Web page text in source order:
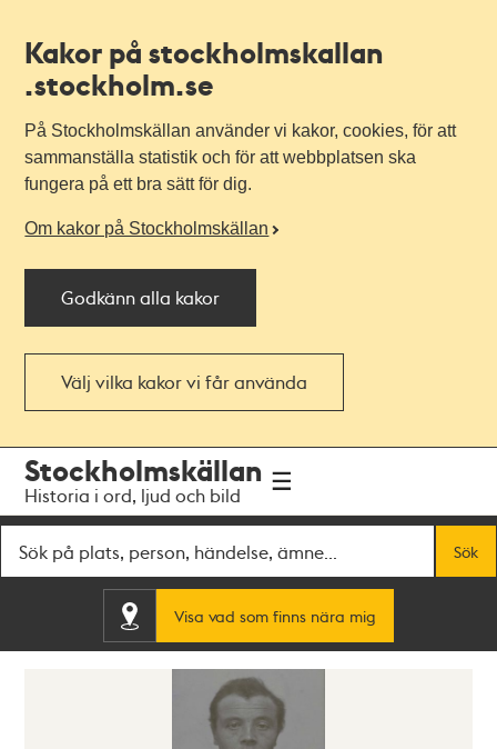
Kakor på stockholmskallan
.stockholm.se
På Stockholmskällan använder vi kakor, cookies, för att
sammanställa statistik och för att webbplatsen ska
fungera på ett bra sätt för dig.
Om kakor på Stockholmskällan
Godkänn alla kakor
Välj vilka kakor vi får använda
navigationen
huvudinnehållet
Stockholmskällan
Historia i ord, ljud och bild
Sök
Visa vad som finns nära mig